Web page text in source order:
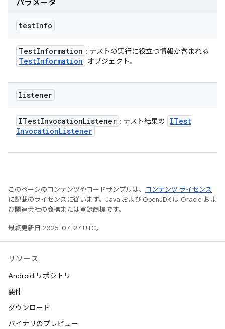
パラメータ
testInfo
TestInformation : テストの実行に役立つ情報が含まれる
TestInformation オブジェクト。
listener
ITestInvocationListener : テスト結果の
ITest
InvocationListener
このページのコンテンツやコードサンプルは、
コンテンツ ライセンス
に記載のライセンスに従います。Java および OpenJDK は Oracle およ
び関連会社の商標または登録商標です。
最終更新日 2025-07-27 UTC。
リソース
Android リポジトリ
要件
ダウンロード
バイナリのプレビュー